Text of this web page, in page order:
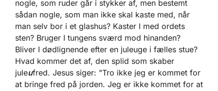
nogle, som ruder går i stykker af, men bestemt
sådan nogle, som man ikke skal kaste med, når
man selv bor i et glashus? Kaster I med ordets
sten? Bruger I tungens sværd mod hinanden?
Bliver I dødlignende efter en juleuge i fælles stue?
Hvad kommer det af, den splid som skaber
juleufred. Jesus siger: "Tro ikke jeg er kommet for
at bringe fred på jorden. Jeg er ikke kommet for at